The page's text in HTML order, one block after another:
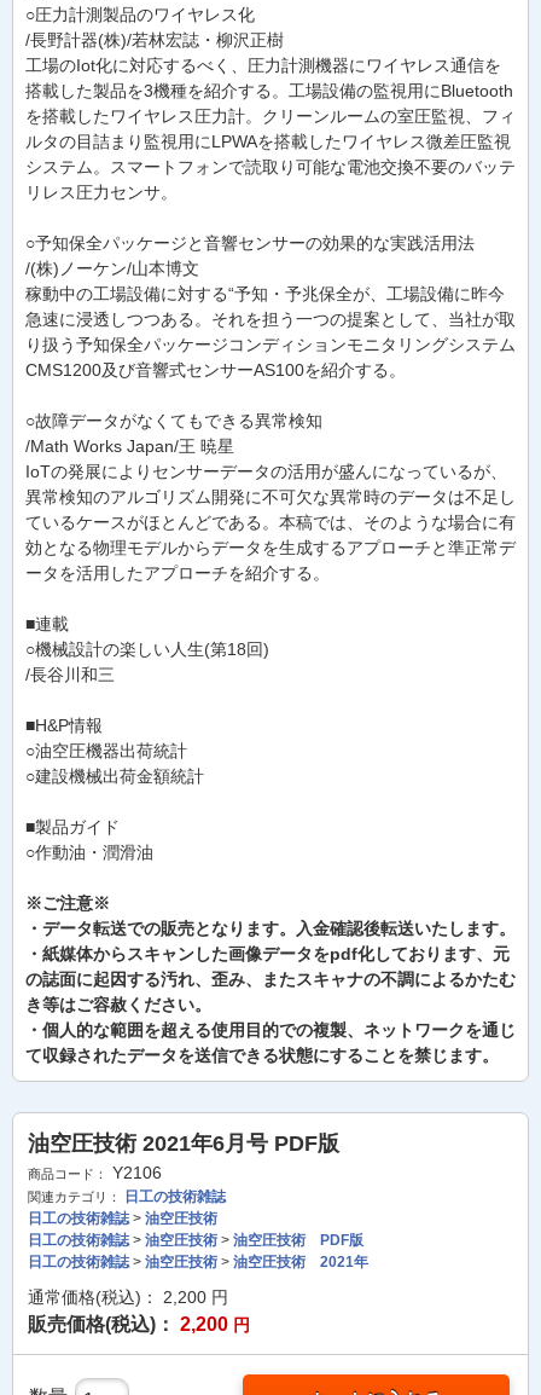
○圧力計測製品のワイヤレス化
/長野計器(株)/若林宏誌・柳沢正樹
工場のIot化に対応するべく、圧力計測機器にワイヤレス通信を
搭載した製品を3機種を紹介する。工場設備の監視用にBluetooth
を搭載したワイヤレス圧力計。クリーンルームの室圧監視、フィ
ルタの目詰まり監視用にLPWAを搭載したワイヤレス微差圧監視
システム。スマートフォンで読取り可能な電池交換不要のバッテ
リレス圧力センサ。
○予知保全パッケージと音響センサーの効果的な実践活用法
/(株)ノーケン/山本博文
稼動中の工場設備に対する“予知・予兆保全が、工場設備に昨今
急速に浸透しつつある。それを担う一つの提案として、当社が取
り扱う予知保全パッケージコンディションモニタリングシステム
CMS1200及び音響式センサーAS100を紹介する。
○故障データがなくてもできる異常検知
/Math Works Japan/王 暁星
IoTの発展によりセンサーデータの活用が盛んになっているが、
異常検知のアルゴリズム開発に不可欠な異常時のデータは不足し
ているケースがほとんどである。本稿では、そのような場合に有
効となる物理モデルからデータを生成するアプローチと準正常デ
ータを活用したアプローチを紹介する。
■連載
○機械設計の楽しい人生(第18回)
/長谷川和三
■H&P情報
○油空圧機器出荷統計
○建設機械出荷金額統計
■製品ガイド
○作動油・潤滑油
※ご注意※
・データ転送での販売となります。入金確認後転送いたします。
・紙媒体からスキャンした画像データをpdf化しております、元
の誌面に起因する汚れ、歪み、またスキャナの不調によるかたむ
き等はご容赦ください。
・個人的な範囲を超える使用目的での複製、ネットワークを通じ
て収録されたデータを送信できる状態にすることを禁じます。
油空圧技術 2021年6月号 PDF版
商品コード： Y2106
関連カテゴリ：
日工の技術雑誌
日工の技術雑誌> 油空圧技術
日工の技術雑誌> 油空圧技術 > 油空圧技術 PDF版
日工の技術雑誌> 油空圧技術 > 油空圧技術 2021年
通常価格(税込)： 2,200 円
販売価格(税込)： 2,200 円